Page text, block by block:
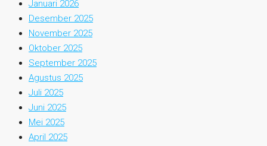
Januari 2026
Desember 2025
November 2025
Oktober 2025
September 2025
Agustus 2025
Juli 2025
Juni 2025
Mei 2025
April 2025